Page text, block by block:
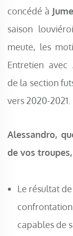
concédé à
saison
meute, les
Entretien avec
de la section
vers 2020-2021.
Alessandro,
de vos troupes,
Le résultat
capables de